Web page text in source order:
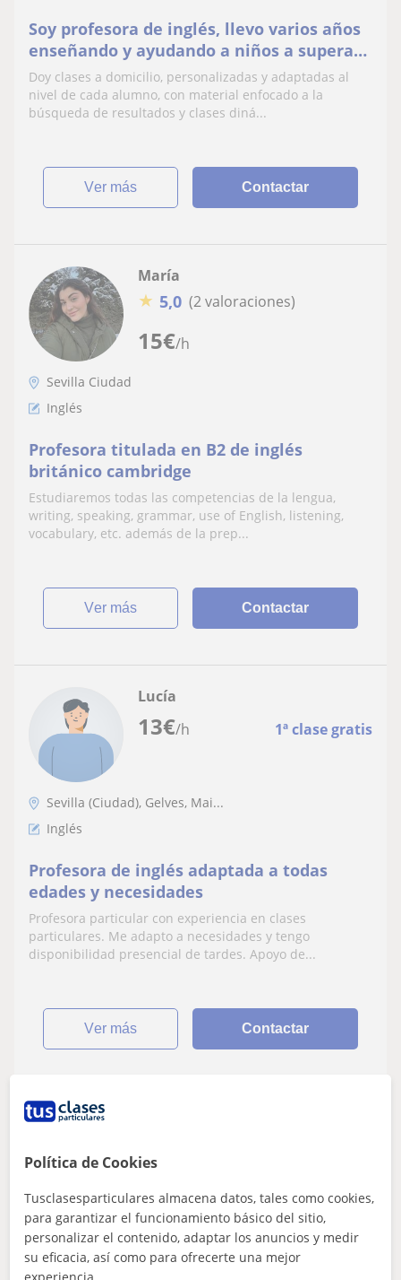
Soy profesora de inglés, llevo varios años
enseñando y ayudando a niños a superar
sus dificultades y a que mejoren su nivel
Doy clases a domicilio, personalizadas y adaptadas al
nivel de cada alumno, con material enfocado a la
búsqueda de resultados y clases diná...
ver más Contactar
15€/h
María
★ 5,0 (2 valoraciones)
Sevilla Ciudad
Inglés
Profesora titulada en B2 de inglés
británico cambridge
Estudiaremos todas las competencias de la lengua,
writing, speaking, grammar, use of English, listening,
vocabulary, etc. además de la prep...
ver más Contactar
13€/h 1ª clase gratis
Lucía
Sevilla (Ciudad), Gelves, Mai...
Inglés
Profesora de inglés adaptada a todas
edades y necesidades
Profesora particular con experiencia en clases
particulares. Me adapto a necesidades y tengo
disponibilidad presencial de tardes. Apoyo de...
ver más Contactar
Mairena Del Aljarafe, Gelves,...
Inglés
Política de Cookies
Tusclasesparticulares almacena datos, tales como cookies,
para garantizar el funcionamiento básico del sitio,
personalizar el contenido, adaptar los anuncios y medir
su eficacia, así como para ofrecerte una mejor
experiencia.